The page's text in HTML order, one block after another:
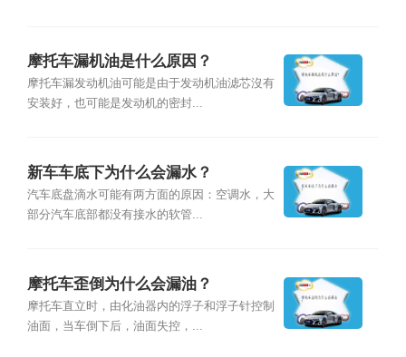
摩托车漏机油是什么原因？
摩托车漏发动机油可能是由于发动机油滤芯沒有
安装好，也可能是发动机的密封...
新车车底下为什么会漏水？
汽车底盘滴水可能有两方面的原因：空调水，大
部分汽车底部都没有接水的软管...
摩托车歪倒为什么会漏油？
摩托车直立时，由化油器内的浮子和浮子针控制
油面，当车倒下后，油面失控，...